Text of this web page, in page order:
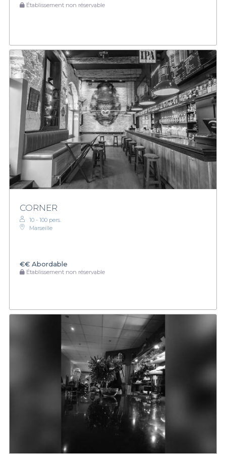
Établissement non réservable
CORNER
10 - 100 pers.
Marseille
€€ Abordable
Établissement non réservable